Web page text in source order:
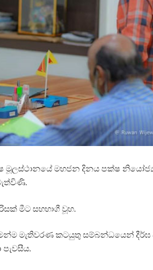
මහජන දිනය පක්ෂ
මීට සහභාගී වූහ.
මැතිවරණ කටයුතු සම්බන්ධයෙන්